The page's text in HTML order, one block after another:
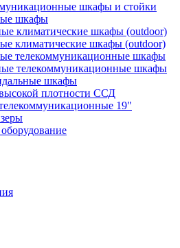
шкафы и стойки
шкафы
климатические шкафы (outdoor)
климатические шкафы (outdoor)
телекоммуникационные шкафы
телекоммуникационные шкафы
шкафы
плотности ССД
19"